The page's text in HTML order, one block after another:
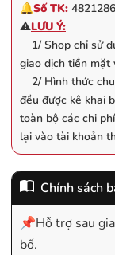
🔔Số TK:
⚠️LƯU Ý:
1/ Shop chỉ sử
giao dịch tiền mặt
2/ Hình thức
đều được kê khai
toàn bộ các chi
lại vào tài khoản
Chính sách
📌Hỗ trợ sau
bố.